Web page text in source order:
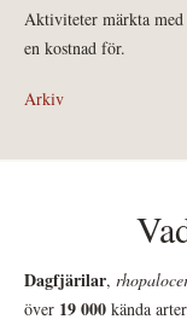
Aktiviteter märkta med
en kostnad för.
Arkiv
Dagfjärilar,
över 19 000 kända